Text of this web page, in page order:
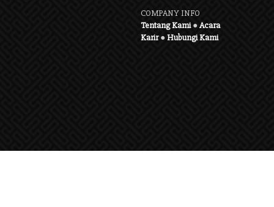
COMPANY INFO
Tentang Kami●Acara
Karir●Hubungi Kami